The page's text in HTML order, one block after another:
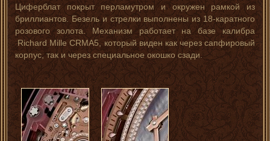
Циферблат покрыт перламутром и окружен рамкой из
бриллиантов. Безель и стрелки выполнены из 18-каратного
розового золота. Механизм работает на базе калибра
Richard Mille CRMA5, который виден как через сапфировый
корпус, так и через специальное окошко сзади.